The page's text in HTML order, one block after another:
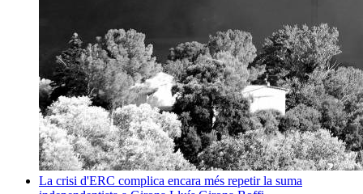
La crisi d'ERC complica encara més repetir la suma